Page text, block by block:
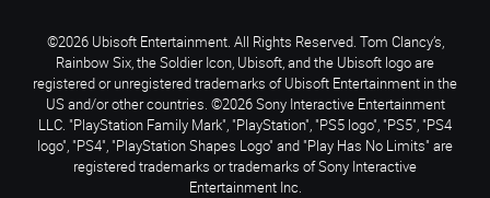
©2026 Ubisoft Entertainment. All Rights Reserved. Tom Clancy’s,
Rainbow Six, the Soldier Icon, Ubisoft, and the Ubisoft logo are
registered or unregistered trademarks of Ubisoft Entertainment in the
US and/or other countries. ©2026 Sony Interactive Entertainment
LLC. "PlayStation Family Mark", "PlayStation", "PS5 logo", "PS5", "PS4
logo", "PS4", "PlayStation Shapes Logo" and "Play Has No Limits" are
registered trademarks or trademarks of Sony Interactive
Entertainment Inc.